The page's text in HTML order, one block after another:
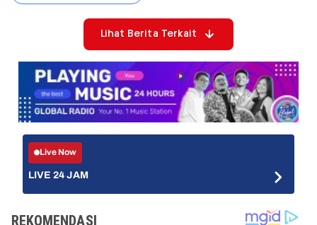
Lihat Berita Terkait
Live Now
LIVE 24 JAM